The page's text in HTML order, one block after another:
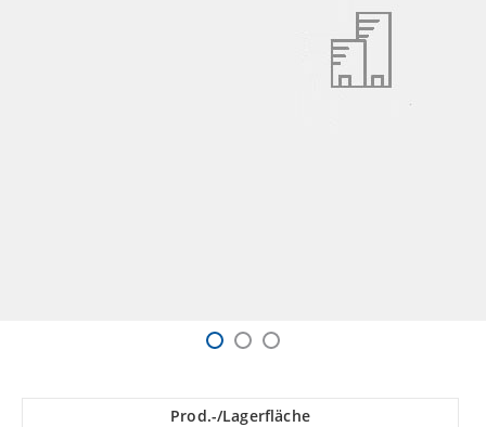
Prod.-/Lagerfläche